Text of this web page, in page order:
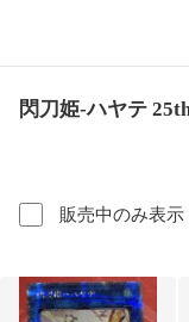
閃刀姫-ハヤテ
販売中のみ表示